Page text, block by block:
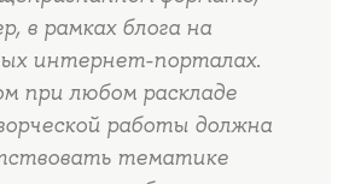
в рамках блога на
интернет-порталах.
при любом раскладе
работы должна
тематике